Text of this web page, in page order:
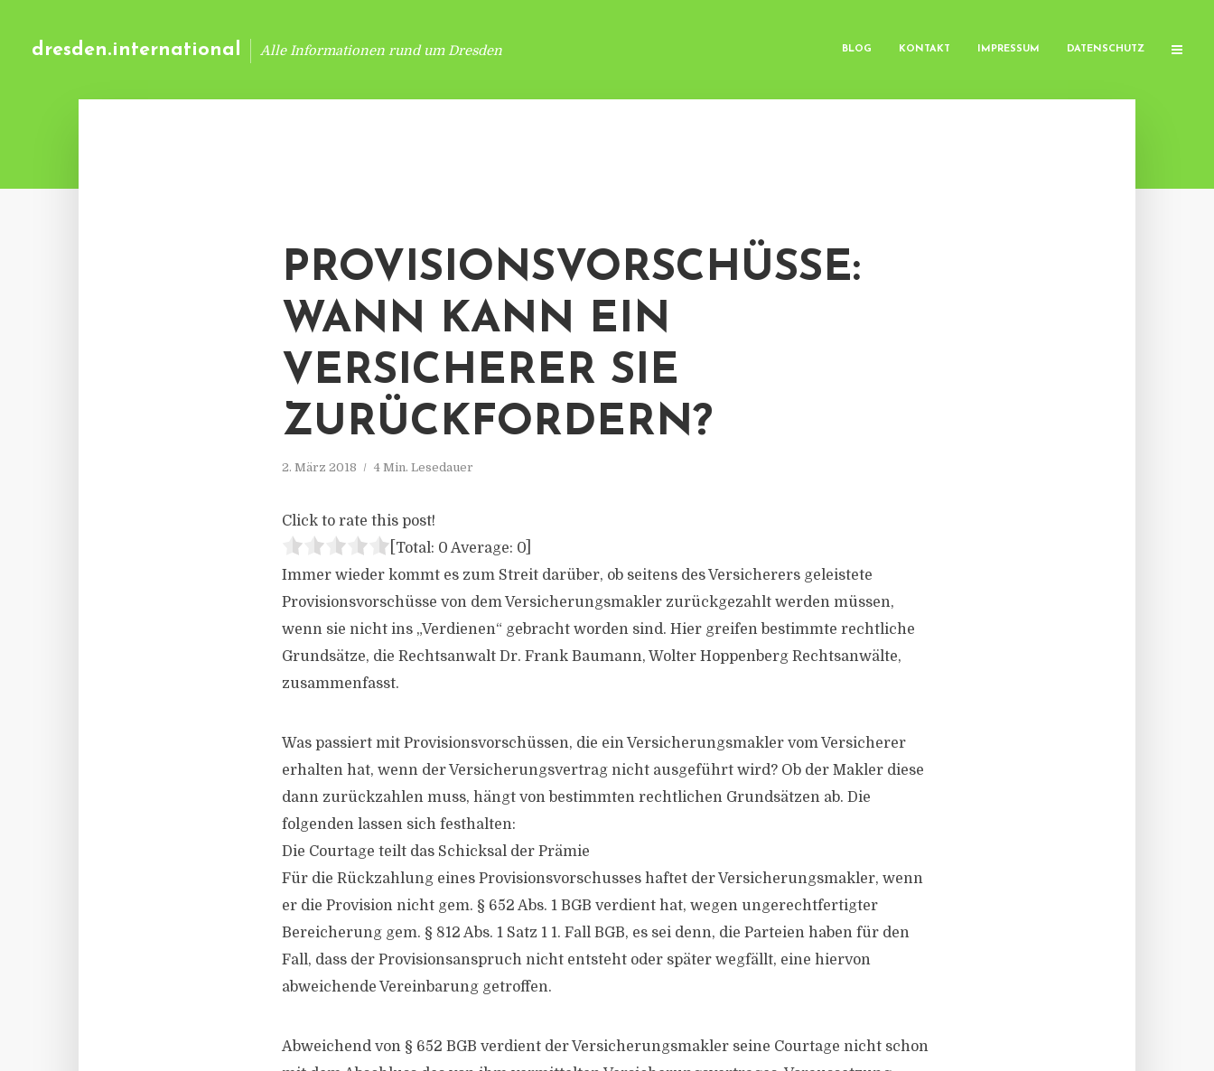
dresden.international Alle Informationen rund um Dresden BLOG KONTAKT IMPRESSUM DATENSCHUTZ
PROVISIONSVORSCHÜSSE:
WANN KANN EIN
VERSICHERER SIE
ZURÜCKFORDERN?
2. März 2018 4 Min. Lesedauer
Click to rate this post!
[Total: 0 Average: 0
Immer wieder kommt es zum Streit darüber, ob seitens des Versicherers geleistete
Provisionsvorschüsse von dem Versicherungsmakler zurückgezahlt werden müssen,
wenn sie nicht ins „Verdienen“ gebracht worden sind. Hier greifen bestimmte rechtliche
Grundsätze, die Rechtsanwalt Dr. Frank Baumann, Wolter Hoppenberg Rechtsanwälte,
zusammenfasst.
Was passiert mit Provisionsvorschüssen, die ein Versicherungsmakler vom Versicherer
erhalten hat, wenn der Versicherungsvertrag nicht ausgeführt wird? Ob der Makler diese
dann zurückzahlen muss, hängt von bestimmten rechtlichen Grundsätzen ab. Die
folgenden lassen sich festhalten:
Die Courtage teilt das Schicksal der Prämie
Für die Rückzahlung eines Provisionsvorschusses haftet der Versicherungsmakler, wenn
er die Provision nicht gem. § 652 Abs. 1 BGB verdient hat, wegen ungerechtfertigter
Bereicherung gem. § 812 Abs. 1 Satz 1 1. Fall BGB, es sei denn, die Parteien haben für den
Fall, dass der Provisionsanspruch nicht entsteht oder später wegfällt, eine hiervon
abweichende Vereinbarung getroffen.
Abweichend von § 652 BGB verdient der Versicherungsmakler seine Courtage nicht schon